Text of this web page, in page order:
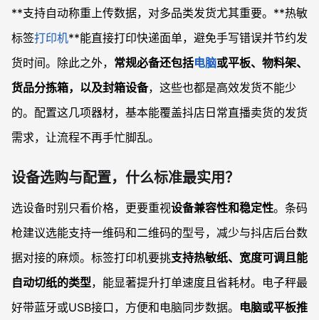
**支持自动称重上传数据，对多品类发货尤其重要。**热敏
标签打印机**能直接打印快递面单，避免手写错误并节约发
货时间。除此之外， 常规必备还包括电脑或平板、物料架、
货品分拣箱，以及封箱设备，这些也都是高效发货不能少
的。配置这几项器材，基本能覆盖抖店日常直播卖货的发货
需求，让流程不再手忙脚乱。
设备选购与配置，什么标准最实用？
选设备时别只看价格，更要重视设备兼容性和稳定性。条码
枪建议选能支持一维码和二维码的型号，减少与抖店后台数
据对接的麻烦。标签打印机要挑支持热敏纸、宽度可调且能
自动切纸的类型，能显著提升打单速度且省耗材。电子秤最
好带蓝牙或USB接口，方便和电脑同步数据。 电脑或平板推